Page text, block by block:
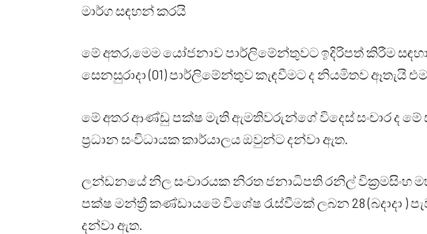
මාර්ග සඳහන් කරයි
මේ අතර,මෙම යෝජනාව පාර්ලිමේන්තුවට ඉදිරිපත් කිරීම
සෙනසුරාදා (01) පාර්ලිමේන්තුව කැඳවීමට ද නියමිතව ඈතැයි
මේ අතර ආණ්ඩු පක්ෂ මැති ඇමතිවරුන්ගේ විදෙස් සංචාර ද
ප්‍රධාන සංවිධායක කාර්යාලය ඔවුන්ට දන්වා ඇත.
ලන්ඩනයේ නිල සංචාරයක නිරත ජනාධිපති රනිල් වික්‍රමසිංහ
පක්ෂ මන්ත්‍රී කණ්ඩායමේ විශේෂ රැස්වීමක් ලබන 28 (බදාදා )
දන්වා ඇත.